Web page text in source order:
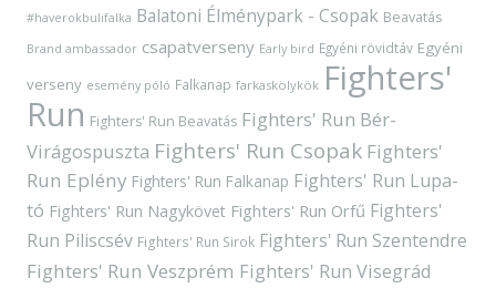
#haverokbulifalka Balatoni Élménypark - Csopak Beavatás
Brand ambassador csapatverseny Early bird Egyéni rövidtáv Egyéni
verseny esemény póló Falkanap farkaskölykök Fighters'
Run Fighters' Run Beavatás Fighters' Run Bér-
Virágospuszta Fighters' Run Csopak Fighters'
Run Eplény Fighters' Run Falkanap Fighters' Run Lupa-
tó Fighters' Run Nagykövet Fighters' Run Orfű Fighters'
Run Piliscsév Fighters' Run Sirok Fighters' Run Szentendre
Fighters' Run Veszprém Fighters' Run Visegrád